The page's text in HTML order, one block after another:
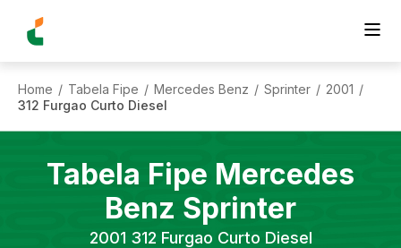
Home / Tabela Fipe / Mercedes Benz / Sprinter / 2001 /
312 Furgao Curto Diesel
Tabela Fipe Mercedes
Benz Sprinter
2001 312 Furgao Curto Diesel